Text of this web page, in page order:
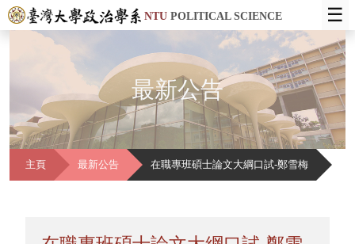
NTUPOLITICAL SCIENCE ☰
最新公告
主頁 最新公告 在職專班碩士論文大綱口試-鄭雪梅